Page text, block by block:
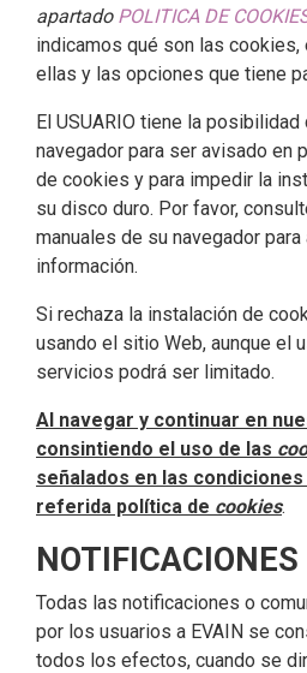
apartado POLITICA DE
indicamos qué son las cookies,
ellas y las opciones que tiene
El USUARIO tiene la
navegador para ser avisado en
de cookies y para impedir la
su disco duro. Por favor,
manuales de su navegador
información.
Si rechaza la instalación de
usando el sitio Web, aunque el
servicios podrá ser limitado.
Al navegar y continuar en
consintiendo el uso de las
señalados en las
referida política de cookies.
NOTIFICACIONES
Todas las notificaciones o
por los usuarios a EVAIN se
todos los efectos, cuando se